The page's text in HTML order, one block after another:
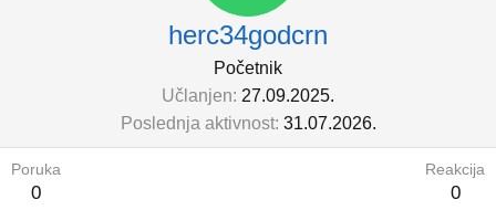
herc34godcrn
Početnik
Učlanjen 27.09.2025.
Poslednja aktivnost 31.07.2026.
Poruka
0
Reakcija
0